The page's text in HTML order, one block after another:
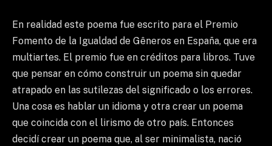
En realidad este poema fue escrito para el Premio
Fomento de la Igualdad de Gêneros en España, que era
multiartes. El premio fue en créditos para libros. Tuve
que pensar en cómo construir un poema sin quedar
atrapado en las sutilezas del significado o los errores.
Una cosa es hablar un idioma y otra crear un poema
que coincida con el lirismo de otro país. Entonces
decidí crear un poema que, al ser minimalista, nació